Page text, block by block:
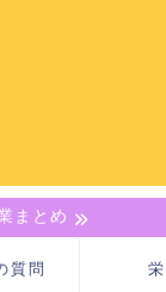
まとめ
質問